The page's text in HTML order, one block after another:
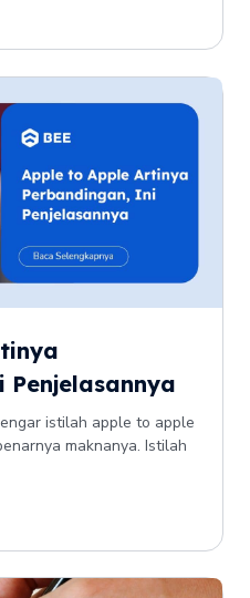
Penjelasannya
istilah apple to apple
maknanya. Istilah